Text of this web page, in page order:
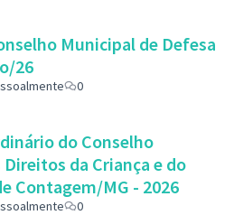
Municipal de Defesa
26
0
do Conselho
da Criança e do
Contagem/MG - 2026
0